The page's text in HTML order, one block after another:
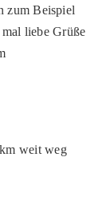
zum Beispiel
liebe Grüße
weit weg